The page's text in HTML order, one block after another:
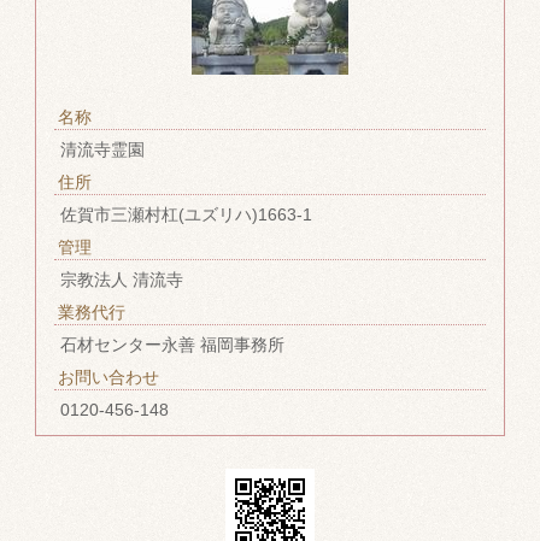
名称
清流寺霊園
住所
佐賀市三瀬村杠(ユズリハ)1663-1
管理
宗教法人 清流寺
業務代行
石材センター永善 福岡事務所
お問い合わせ
0120-456-148